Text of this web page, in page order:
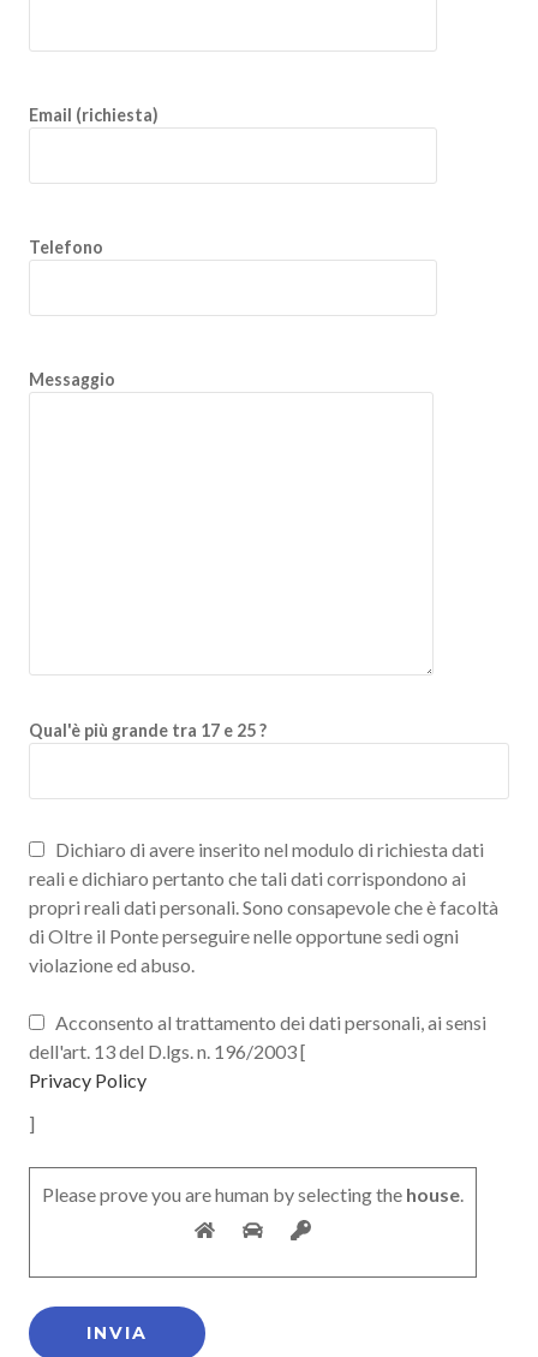
Email (richiesta)
Telefono
Messaggio
Qual'è più grande tra 17 e 25 ?
Dichiaro di avere inserito nel modulo di richiesta dati
reali e dichiaro pertanto che tali dati corrispondono ai
propri reali dati personali. Sono consapevole che è facoltà
di Oltre il Ponte perseguire nelle opportune sedi ogni
violazione ed abuso.
Acconsento al trattamento dei dati personali, ai sensi
dell'art. 13 del D.lgs. n. 196/2003 [
Privacy Policy
]
Please prove you are human by selecting the house.